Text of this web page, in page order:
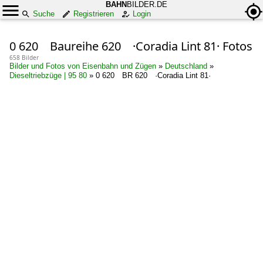
BAHN BILDER.DE
Suche
Registrieren Login
0 620 Baureihe 620 ·Coradia Lint 81· Fotos
658 Bilder
Bilder und Fotos von Eisenbahn und Zügen » Deutschland »
Dieseltriebzüge | 95 80 » 0 620 BR 620 ·Coradia Lint 81·